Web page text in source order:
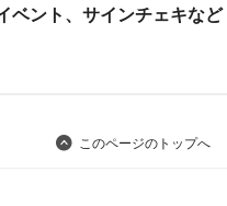
ベント、サインチェキなど
このページのトップへ